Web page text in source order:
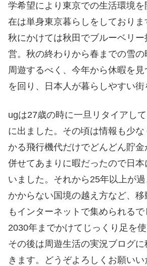
学希望により東京での生活環境
在は単身東京暮らしをしておりま
秋にかけては秋田でブルーベリ
営。秋の終わりから春までの雪
周遊するべく、今年から休暇を
を回り、日本人が暮らしやすい街
ugは27歳の時に一旦リタイアし
に出ました。その頃は情報も少
かる飛行機代だけでどんどん貯金
併せてあまりに暇だったので日本
いました。それから 25年以上が
かからない国境の越え方など、
もインターネットで集められる
2030年までかけてじっくり足を使
その後は周遊生活の実況ブログ
きます。どうぞよろしくお願いい